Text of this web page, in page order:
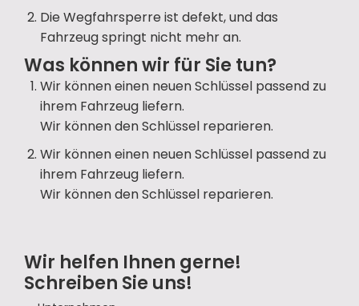
Die Wegfahrsperre ist defekt, und das
Fahrzeug springt nicht mehr an.
Was können wir für Sie tun?
Wir können einen neuen Schlüssel passend zu
ihrem Fahrzeug liefern.
Wir können den Schlüssel reparieren.
Wir können einen neuen Schlüssel passend zu
ihrem Fahrzeug liefern.
Wir können den Schlüssel reparieren.
Wir helfen Ihnen gerne!
Schreiben Sie uns!